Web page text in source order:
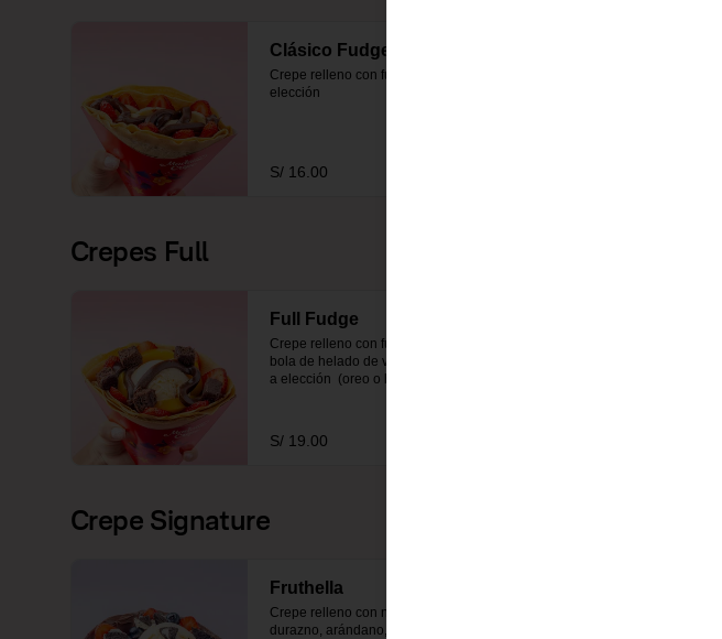
Clásico Fudge
Crepe relleno con fudge y 2 frutas a
elección
S/ 16.00
Crepes Full
Full Fudge
Crepe relleno con fudge, 2 frutas,
bola de helado de vainilla y topping
a elección  (oreo o brownie)
S/ 19.00
Crepe Signature
Fruthella
Crepe relleno con nutella, fresa,
durazno, arándano, oreo y helado